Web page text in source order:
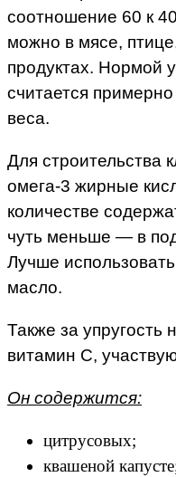
соотношение 60 к
можно в мясе,
продуктах. Нормой
считается
веса.
Для строительства
омега-3 жирные
количестве
чуть меньше — в
Лучше
масло.
Также за упругость
витамин С,
Он содержится:
цитрусовых;
квашеной